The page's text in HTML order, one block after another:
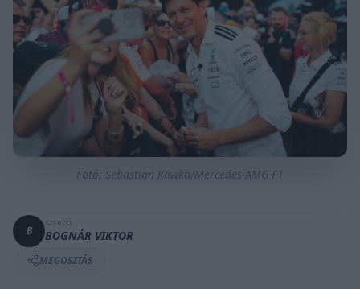
Fotó: Sebastian Kawka/Mercedes-AMG F1
B BOGNÁR VIKTOR
MEGOSZTÁS